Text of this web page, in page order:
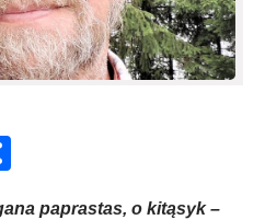
paprastas, o kitąsyk –